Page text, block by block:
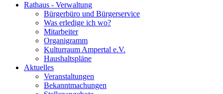
Rathaus - Verwaltung
Bürgerbüro und Bürgerservice
Was erledige ich wo?
Mitarbeiter
Organigramm
Kulturraum Ampertal e.V.
Haushaltspläne
Aktuelles
Veranstaltungen
Bekanntmachungen